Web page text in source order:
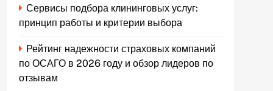
Сервисы подбора клининговых услуг:
принцип работы и критерии выбора
Рейтинг надежности страховых компаний
по ОСАГО в 2026 году и обзор лидеров по
отзывам